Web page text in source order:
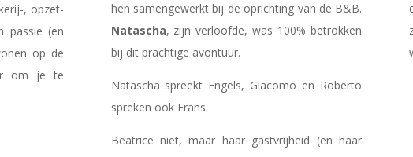
, opzet-
passie (en
op de
om je te
hen samengewerkt bij de oprichting van de B&B.
Natascha, zijn verloofde, was 100% betrokken
bij dit prachtige avontuur.
Natascha spreekt Engels, Giacomo en Roberto
spreken ook Frans.
Beatrice niet, maar haar gastvrijheid (en haar